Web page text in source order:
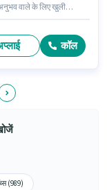
वाले के लिए खुली
कर रहा है।
कॉल
(989)